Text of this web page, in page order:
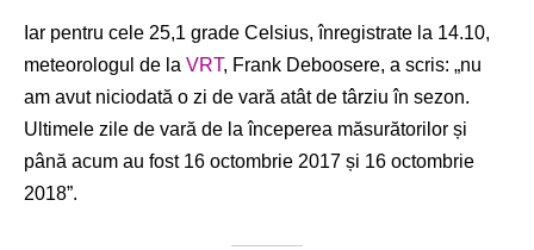
Iar pentru cele 25,1 grade Celsius, înregistrate la 14.10,
meteorologul de la VRT, Frank Deboosere, a scris: „nu
am avut niciodată o zi de vară atât de târziu în sezon.
Ultimele zile de vară de la începerea măsurătorilor și
până acum au fost 16 octombrie 2017 și 16 octombrie
2018”.